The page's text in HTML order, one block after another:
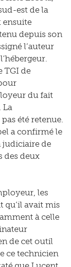
est de la
ensuite
depuis son
l’auteur
TGI de
du fait
La
été retenue.
a confirmé le
judiciaire de
des deux
les
qu’il avait mis
à celle
de cet outil
ce technicien